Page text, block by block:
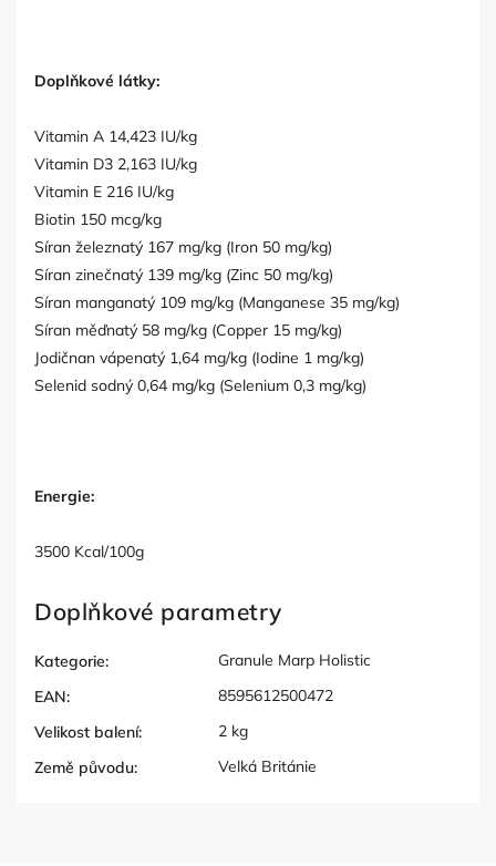
Doplňkové látky:
Vitamin A 14,423 IU/kg
Vitamin D3 2,163 IU/kg
Vitamin E 216 IU/kg
Biotin 150 mcg/kg
Síran železnatý 167 mg/kg (Iron 50 mg/kg)
Síran zinečnatý 139 mg/kg (Zinc 50 mg/kg)
Síran manganatý 109 mg/kg (Manganese 35 mg/kg)
Síran měďnatý 58 mg/kg (Copper 15 mg/kg)
Jodičnan vápenatý 1,64 mg/kg (Iodine 1 mg/kg)
Selenid sodný 0,64 mg/kg (Selenium 0,3 mg/kg)
Energie:
3500 Kcal/100g
Doplňkové parametry
Kategorie:
Granule Marp Holistic
EAN:
8595612500472
Velikost balení:
2 kg
Země původu: Velká Británie